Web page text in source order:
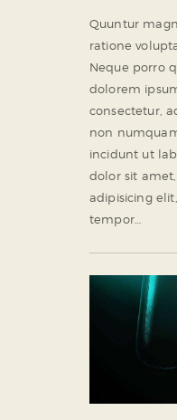
Quuntur
ratione
Neque porro
dolorem
consectetur,
non
incidunt ut
dolor sit
adipisicing
tempor…